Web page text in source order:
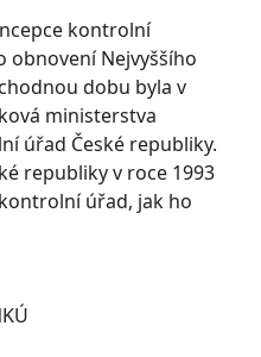
kontrolní
obnovení Nejvyššího
dobu byla v
ministerstva
úřad České republiky.
republiky v roce 1993
úřad, jak ho